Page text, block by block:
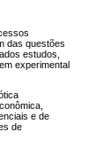
das questões
estudos,
experimental
e de
de